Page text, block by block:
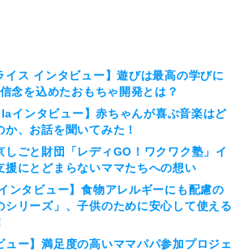
イス インタビュー】遊びは最高の学びに
念を込めたおもちゃ開発とは？
インタビュー】赤ちゃんが喜ぶ音楽はど
か、お話を聞いてみた！
しごと財団「レディGO！ワクワク塾」イ
援にとどまらないママたちへの想い
ンタビュー】食物アレルギーにも配慮の
シリーズ」、子供のために安心して使える
ュー】満足度の高いママパパ参加プロジェ